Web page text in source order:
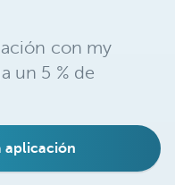
con my
un 5 % de
aplicación